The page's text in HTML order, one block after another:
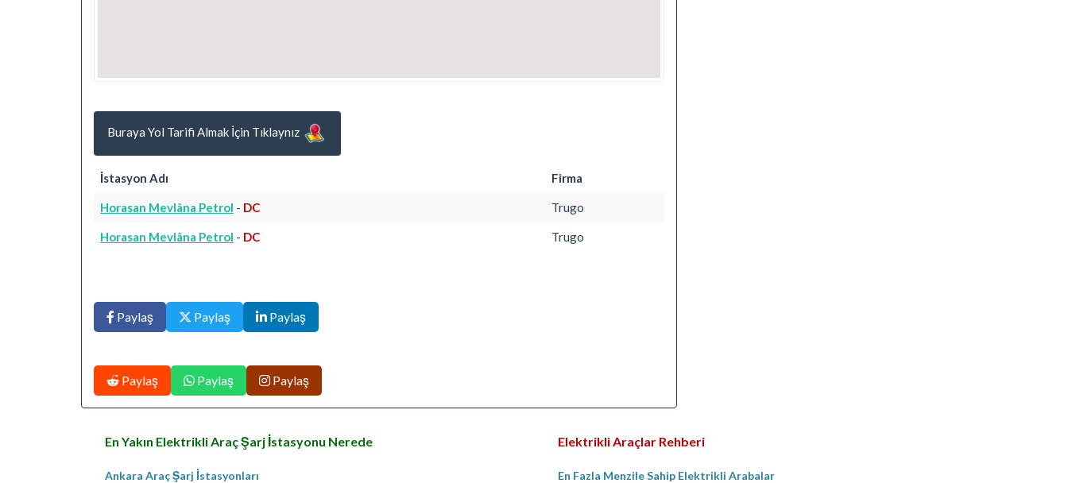
Buraya Yol Tarifi Almak İçin Tıklaynız
İstasyon Adı Firma
Horasan Mevlâna Petrol - DC Trugo
Horasan Mevlâna Petrol - DC Trugo
Paylaş Paylaş Paylaş
Paylaş Paylaş Paylaş
En Yakın Elektrikli Araç Şarj İstasyonu Nerede
Ankara Araç Şarj İstasyonları
Elektrikli Araçlar Rehberi
En Fazla Menzile Sahip Elektrikli Arabalar